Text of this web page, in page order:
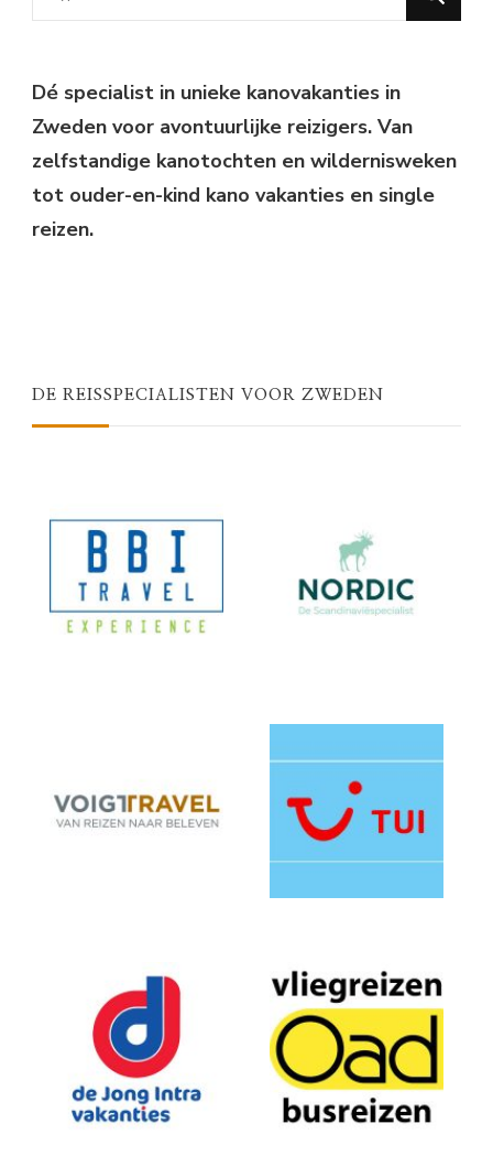
for
Dé specialist in unieke kanovakanties in
Zweden voor avontuurlijke reizigers. Van
zelfstandige kanotochten en wildernisweken
tot ouder-en-kind kano vakanties en single
reizen.
DE REISSPECIALISTEN VOOR ZWEDEN